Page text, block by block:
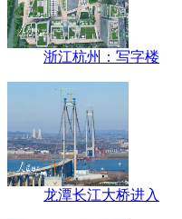
浙江杭州：写字楼
龙潭长江大桥进入